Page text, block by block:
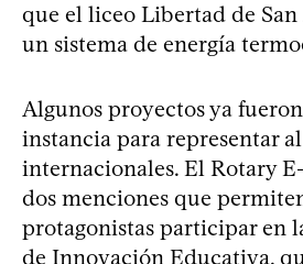
que el liceo Libertad de San
un sistema de energía
Algunos proyectos ya
instancia para representar
internacionales. El Rotary
dos menciones que
protagonistas participar en
de Innovación Educativa,